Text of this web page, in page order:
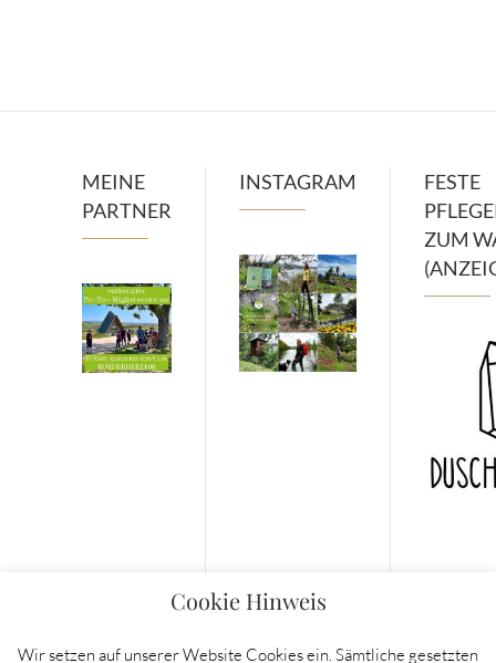
MEINE
PARTNER
INSTAGRAM
FESTE
ZUM
Cookie Hinweis
Wir setzen auf unserer Website Cookies ein. Sämtliche gesetzten